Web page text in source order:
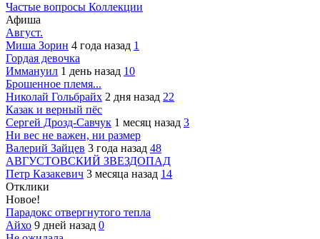
Частые вопросы Коллекции
Афиша
Август.
Миша Зорин 4 года назад 1
Гордая девочка
Иммануил 1 день назад 10
Брошенное племя...
Николай Гольбрайх 2 дня назад 22
Казак и верный пёс
Сергей Дрозд-Савчук 1 месяц назад 3
Ни вес не важен, ни размер
Валерий Зайцев 3 года назад 48
АВГУСТОВСКИЙ ЗВЕЗДОПАД
Петр Казакевич 3 месяца назад 14
Отклики
Новое!
Парадокс отвергнутого тепла
Айхо 9 дней назад 0